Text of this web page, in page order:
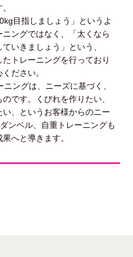
目指しましょう」というよ
ニングではなく、「太くなら
いきましょう」という、
トレーニングを行っており
ださい。
ニングは、ニーズに基づく、
です。くびれを作りたい、
い、というお客様からのニー
ンベル、自重トレーニングも
へと導きます。